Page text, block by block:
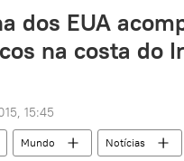
dos EUA
na costa do
15:45
Mundo Notícias